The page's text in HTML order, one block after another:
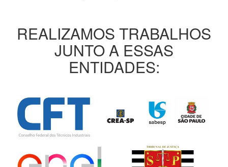
REALIZAMOS TRABALHOS
JUNTO A ESSAS
ENTIDADES: